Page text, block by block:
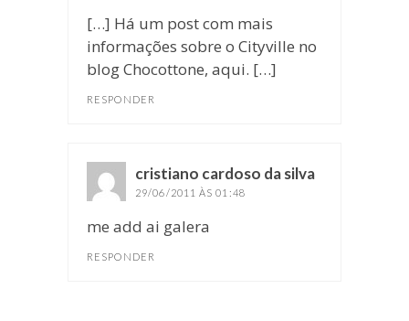
[…] Há um post com mais
informações sobre o Cityville no
blog Chocottone, aqui. […]
RESPONDER
cristiano cardoso da silva
29/06/2011 ÀS 01:48
me add ai galera
RESPONDER